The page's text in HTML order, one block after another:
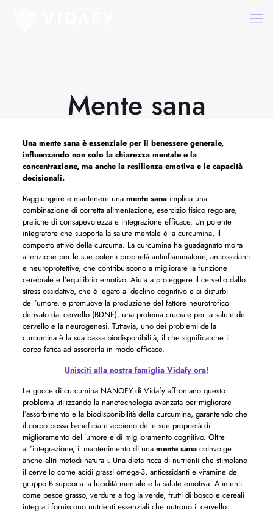
Mente sana
Una mente sanaè essenziale per il benessere generale,
influenzando non solo la chiarezza mentale e la
concentrazione, ma anche la resilienza emotiva e le capacità
decisionali.
Raggiungere e mantenere una mente sanaimplica una
combinazione di corretta alimentazione, esercizio fisico regolare,
pratiche di consapevolezza e integrazione efficace. Un potente
integratore che supporta la salute mentale è la curcumina, il
composto attivo della curcuma. La curcumina ha guadagnato molta
attenzione per le sue potenti proprietà antinfiammatorie, antiossidanti
e neuroprotettive, che contribuiscono a migliorare la funzione
cerebrale e l’equilibrio emotivo. Aiuta a proteggere il cervello dallo
stress ossidativo, che è legato al declino cognitivo e ai disturbi
dell’umore, e promuove la produzione del fattore neurotrofico
derivato dal cervello (BDNF), una proteina cruciale per la salute del
cervello e la neurogenesi. Tuttavia, uno dei problemi della
curcumina è la sua bassa biodisponibilità, il che significa che il
corpo fatica ad assorbirla in modo efficace.
Unisciti alla nostra famiglia Vidafy ora!
Le gocce di curcumina NANOFY di Vidafy affrontano questo
problema utilizzando la nanotecnologia avanzata per migliorare
l’assorbimento e la biodisponibilità della curcumina, garantendo che
il corpo possa beneficiare appieno delle sue proprietà di
miglioramento dell’umore e di miglioramento cognitivo. Oltre
all’integrazione, il mantenimento di una mente sanacoinvolge
anche altri metodi naturali. Una dieta ricca di nutrienti che stimolano
il cervello come acidi grassi omega-3, antiossidanti e vitamine del
gruppo B supporta la lucidità mentale e la salute emotiva. Alimenti
come pesce grasso, verdure a foglia verde, frutti di bosco e cereali
integrali forniscono nutrienti essenziali che nutrono il cervello.